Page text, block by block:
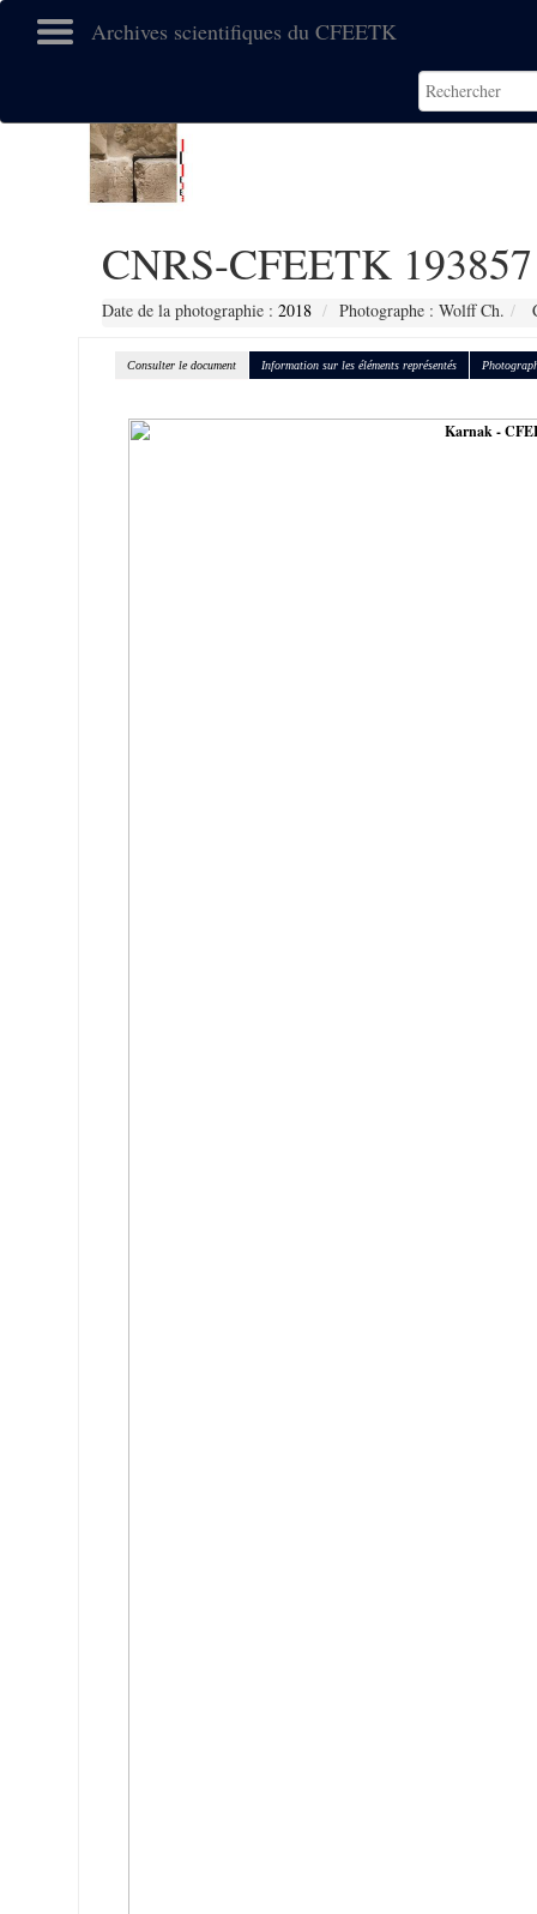
Archives scientifiques du CFEETK
CNRS-CFEETK 193857
Date de la photographie : 2018 Photographe : Wolff Ch.
Consulter le document Information sur les éléments représentés